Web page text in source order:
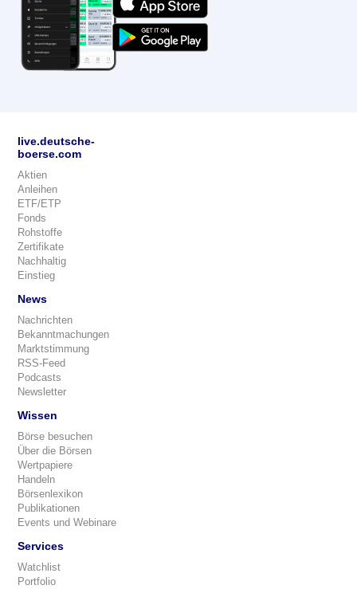
live.deutsche-
boerse.com
Aktien
Anleihen
ETF/ETP
Fonds
Rohstoffe
Zertifikate
Nachhaltig
Einstieg
News
Nachrichten
Bekanntmachungen
Marktstimmung
RSS-Feed
Podcasts
Newsletter
Wissen
Börse besuchen
Über die Börsen
Wertpapiere
Handeln
Börsenlexikon
Publikationen
Events und Webinare
Services
Watchlist
Portfolio